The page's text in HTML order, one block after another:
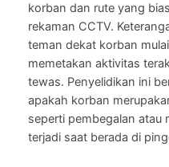
korban dan rute yang
rekaman CCTV.
teman dekat korban
memetakan aktivitas
tewas. Penyelidikan ini
apakah korban
seperti pembegalan atau
terjadi saat berada di